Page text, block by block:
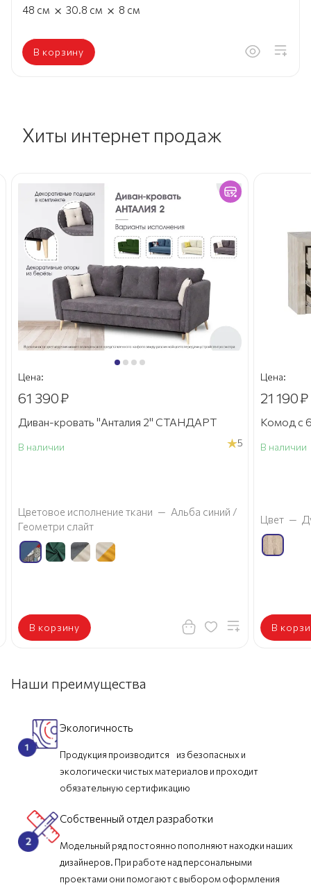
48 см × 30.8 см × 8 см
В корзину
Хиты интернет продаж
Цена:
61 390₽
Диван-кровать "Анталия 2" СТАНДАРТ
В наличии 5
Цветовое исполнение ткани — Альба синий /
Геометри слайт
В корзину
Цена:
21 190₽
Комод с
В наличии
Цвет —
В
Наши преимущества
Экологичность
Продукция производится из безопасных и
экологически чистых материалов и проходит
обязательную сертификацию
Собственный отдел разработки
Модельный ряд постоянно пополняют находки наших
дизайнеров. При работе над персональными
проектами они помогают с выбором оформления